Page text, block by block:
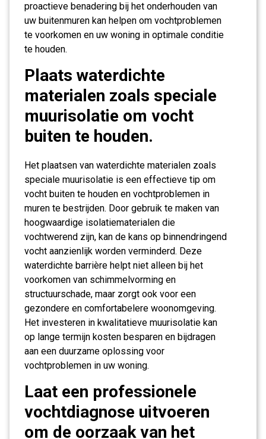
proactieve benadering bij het onderhouden van
uw buitenmuren kan helpen om vochtproblemen
te voorkomen en uw woning in optimale conditie
te houden.
Plaats waterdichte
materialen zoals speciale
muurisolatie om vocht
buiten te houden.
Het plaatsen van waterdichte materialen zoals
speciale muurisolatie is een effectieve tip om
vocht buiten te houden en vochtproblemen in
muren te bestrijden. Door gebruik te maken van
hoogwaardige isolatiematerialen die
vochtwerend zijn, kan de kans op binnendringend
vocht aanzienlijk worden verminderd. Deze
waterdichte barrière helpt niet alleen bij het
voorkomen van schimmelvorming en
structuurschade, maar zorgt ook voor een
gezondere en comfortabelere woonomgeving.
Het investeren in kwalitatieve muurisolatie kan
op lange termijn kosten besparen en bijdragen
aan een duurzame oplossing voor
vochtproblemen in uw woning.
Laat een professionele
vochtdiagnose uitvoeren
om de oorzaak van het